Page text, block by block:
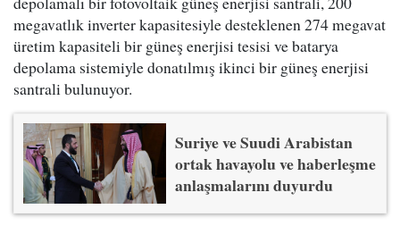
megavatlık inverter kapasitesiyle desteklenen 274 megavat
üretim kapasiteli bir güneş enerjisi tesisi ve batarya
depolama sistemiyle donatılmış ikinci bir güneş enerjisi
santrali bulunuyor.
Suriye ve Suudi Arabistan
ortak havayolu ve haberleşme
anlaşmalarını duyurdu